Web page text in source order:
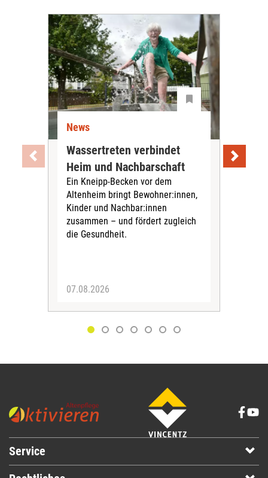
News
Wassertreten verbindet
Heim und Nachbarschaft
Ein Kneipp-Becken vor dem
Altenheim bringt Bewohner:innen,
Kinder und Nachbar:innen
zusammen – und fördert zugleich
die Gesundheit.
07.08.2026
Service